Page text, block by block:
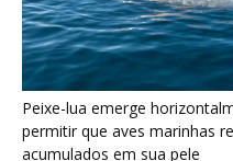
Seriema utiliza pernas
rochas para subjugar